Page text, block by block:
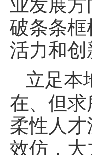
破条条框
活力和创
立足本
在、但求
柔性人
效仿，大